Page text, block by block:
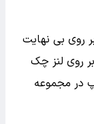
روی بی نهایت
روی لنز چک
در مجموعه